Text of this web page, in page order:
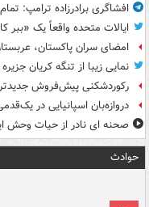
افشاگری برادرزاده ترامپ:
ایالات متحده واقعاً یک
امضای سران پاکستان،
نمایی زیبا از تنگه کریان
رکوردشکنی پیش‌فروش
دروازه‌بان اسپانیایی در
صحنه ای نادر از حیات وحش
حوادث